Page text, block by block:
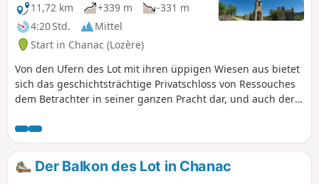
11,72 km
+339 m
-331 m
4:20 Std.
Mittel
Start in Chanac (Lozère)
Von den Ufern des Lot mit ihren üppigen Wiesen aus bietet
sich das geschichtsträchtige Privatschloss von Ressouches
dem Betrachter in seiner ganzen Pracht dar, und auch der
kommt, wird Sie nicht unberührt lassen.
Der Balkon des Lot in Chanac